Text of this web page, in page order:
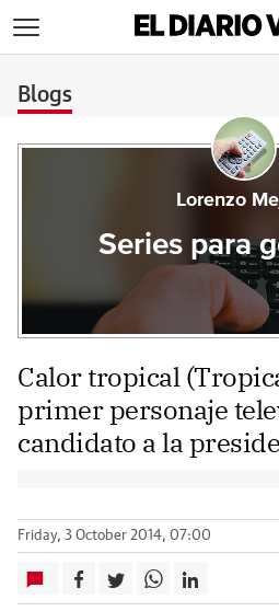
Blogs
Lorenzo
Series para
Calor tropical
primer personaje
candidato a la
Friday, 3 October 2014, 07:00